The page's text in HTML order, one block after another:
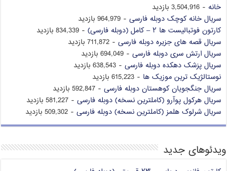
خانه - 3,504,916 بازدید
سریال خانه کوچک دوبله فارسی - 964,979 بازدید
کارتون فوتبالیست ها ۲ – کامل (دوبله فارسی)
- 834,339 بازدید
سریال قصه های جزیره دوبله فارسی - 711,872 بازدید
سریال ارتش سری دوبله فارسی - 694,049 بازدید
سریال پزشک دهکده دوبله فارسی - 638,543 بازدید
نوستالژیک ترین موزیک ها - 615,223 بازدید
سریال جنگجویان کوهستان دوبله فارسی - 592,847 بازدید
سریال هرکول پوآرو (کاملترین نسخه) دوبله فارسی - 581,227 بازدید
سریال شرلوک هلمز (کاملترین نسخه) دوبله فارسی - 509,302 بازدید
ویدئوهای جدید